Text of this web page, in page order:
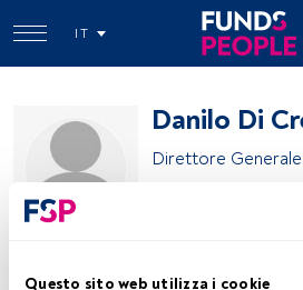
Questo sito web utilizza i cookie
IT
Danilo Di
Direttore Generale